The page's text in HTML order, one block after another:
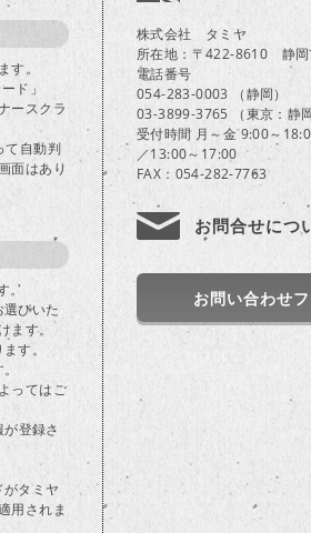
す。
ド」
ースクラ
て自動判
面はあり
。
びいた
す。
す。
ってはご
登録さ
タミヤ
用されま
株式会社 タミヤ
所在地：〒422-8610 静岡
電話番号
054-283-0003 （静岡）
03-3899-3765 （東京：静
受付時間 月～金 9:00～
／13:00～17:00
FAX：054-282-7763
お問合せにつ
お問い合わせ